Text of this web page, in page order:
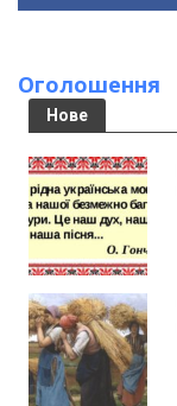
Оголошення
Нове